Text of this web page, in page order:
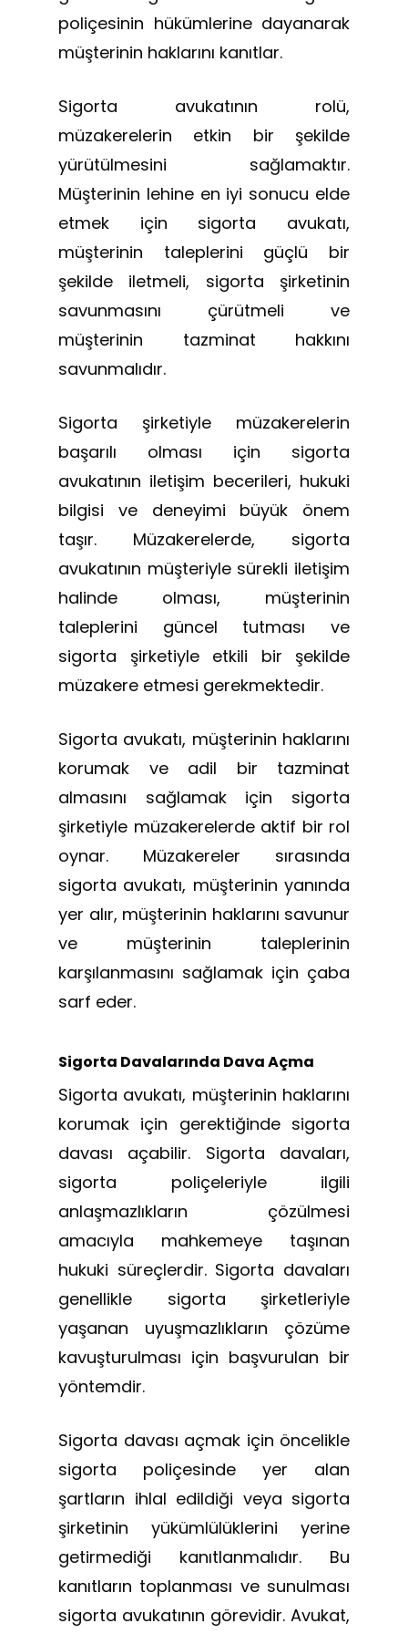
poliçesinin hükümlerine dayanarak
müşterinin haklarını kanıtlar.
Sigorta avukatının rolü,
müzakerelerin etkin bir şekilde
yürütülmesini sağlamaktır.
Müşterinin lehine en iyi sonucu elde
etmek için sigorta avukatı,
müşterinin taleplerini güçlü bir
şekilde iletmeli, sigorta şirketinin
savunmasını çürütmeli ve
müşterinin tazminat hakkını
savunmalıdır.
Sigorta şirketiyle müzakerelerin
başarılı olması için sigorta
avukatının iletişim becerileri, hukuki
bilgisi ve deneyimi büyük önem
taşır. Müzakerelerde, sigorta
avukatının müşteriyle sürekli iletişim
halinde olması, müşterinin
taleplerini güncel tutması ve
sigorta şirketiyle etkili bir şekilde
müzakere etmesi gerekmektedir.
Sigorta avukatı, müşterinin haklarını
korumak ve adil bir tazminat
almasını sağlamak için sigorta
şirketiyle müzakerelerde aktif bir rol
oynar. Müzakereler sırasında
sigorta avukatı, müşterinin yanında
yer alır, müşterinin haklarını savunur
ve müşterinin taleplerinin
karşılanmasını sağlamak için çaba
sarf eder.
Sigorta Davalarında Dava Açma
Sigorta avukatı, müşterinin haklarını
korumak için gerektiğinde sigorta
davası açabilir. Sigorta davaları,
sigorta poliçeleriyle ilgili
anlaşmazlıkların çözülmesi
amacıyla mahkemeye taşınan
hukuki süreçlerdir. Sigorta davaları
genellikle sigorta şirketleriyle
yaşanan uyuşmazlıkların çözüme
kavuşturulması için başvurulan bir
yöntemdir.
Sigorta davası açmak için öncelikle
sigorta poliçesinde yer alan
şartların ihlal edildiği veya sigorta
şirketinin yükümlülüklerini yerine
getirmediği kanıtlanmalıdır. Bu
kanıtların toplanması ve sunulması
sigorta avukatının görevidir. Avukat,